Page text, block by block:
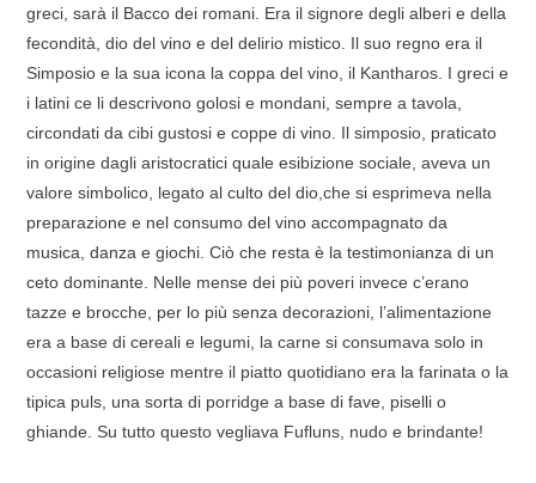
greci, sarà il Bacco dei romani. Era il signore degli alberi e della
fecondità, dio del vino e del delirio mistico. Il suo regno era il
Simposio e la sua icona la coppa del vino, il Kantharos. I greci e
i latini ce li descrivono golosi e mondani, sempre a tavola,
circondati da cibi gustosi e coppe di vino. Il simposio, praticato
in origine dagli aristocratici quale esibizione sociale, aveva un
valore simbolico, legato al culto del dio,che si esprimeva nella
preparazione e nel consumo del vino accompagnato da
musica, danza e giochi. Ciò che resta è la testimonianza di un
ceto dominante. Nelle mense dei più poveri invece c’erano
tazze e brocche, per lo più senza decorazioni, l’alimentazione
era a base di cereali e legumi, la carne si consumava solo in
occasioni religiose mentre il piatto quotidiano era la farinata o la
tipica puls, una sorta di porridge a base di fave, piselli o
ghiande. Su tutto questo vegliava Fufluns, nudo e brindante!